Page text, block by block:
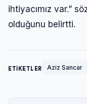
ihtiyacımız var.”
olduğunu belirtti.
ETİKETLER Aziz Sancar